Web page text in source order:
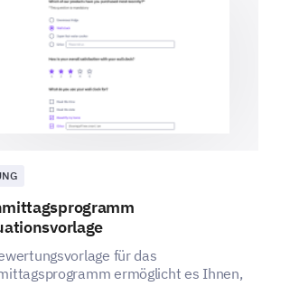
für das
ermöglicht es Ihnen,